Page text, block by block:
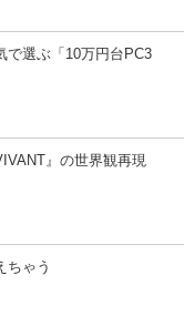
で選ぶ「10万円台PC3
』の世界観再現
ちゃう